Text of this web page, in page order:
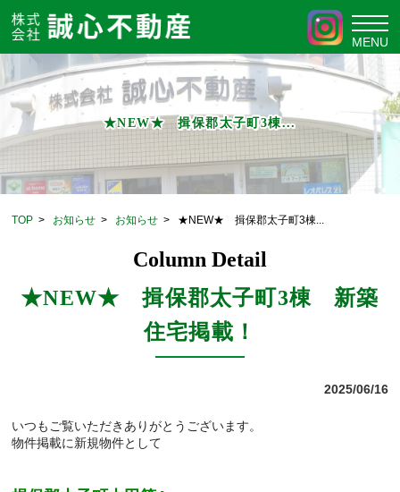
★NEW★ 揖保郡太子町3棟...
TOP > お知らせ > お知らせ > ★NEW★ 揖保郡太子町3棟...
Column Detail
★NEW★ 揖保郡太子町3棟 新築
住宅掲載！
2025/06/16
いつもご覧いただきありがとうございます。
物件掲載に新規物件として